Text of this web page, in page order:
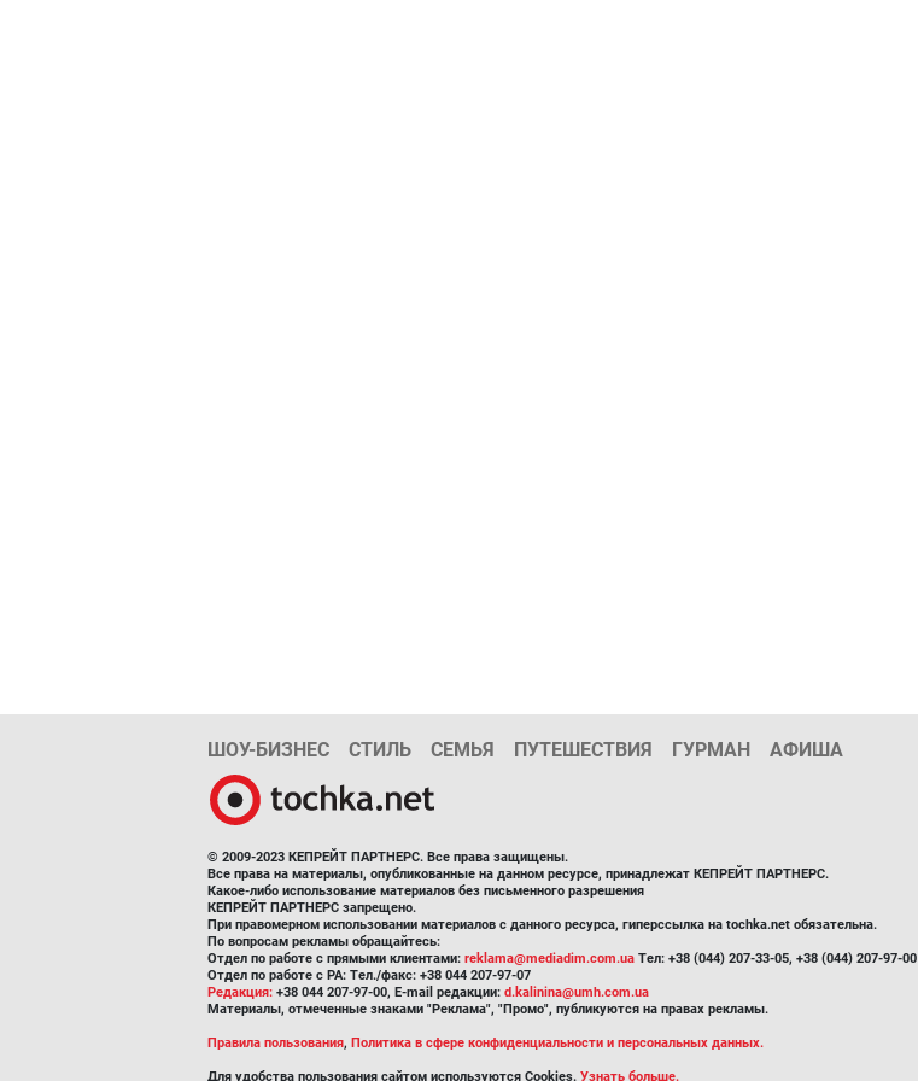
ШОУ-БИЗНЕС СТИЛЬ СЕМЬЯ ПУТЕШЕСТВИЯ ГУРМАН АФИША
© 2009-2023 КЕПРЕЙТ ПАРТНЕРС. Все права защищены.
Все права на материалы, опубликованные на данном ресурсе, принадлежат КЕПРЕЙТ ПАРТНЕРС.
Какое-либо использование материалов без письменного разрешения
КЕПРЕЙТ ПАРТНЕРС запрещено.
При правомерном использовании материалов с данного ресурса, гиперссылка на tochka.net обязательна.
По вопросам рекламы обращайтесь:
Отдел по работе с прямыми клиентами: reklama@mediadim.com.ua Тел: +38 (044) 207-33-05, +38 (044) 207-97-00
Отдел по работе с РА: Тел./факс: +38 044 207-97-07
Редакция: +38 044 207-97-00, E-mail редакции: d.kalinina@umh.com.ua
Материалы, отмеченные знаками "Реклама", "Промо", публикуются на правах рекламы.
Правила пользования, Политика в сфере конфиденциальности и персональных данных.
Для удобства пользования сайтом используются Cookies. Узнать больше.